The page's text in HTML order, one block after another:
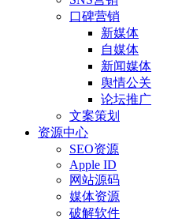
口碑营销
新媒体
自媒体
新闻媒体
舆情公关
论坛推广
文案策划
资源中心
SEO资源
Apple ID
网站源码
媒体资源
破解软件